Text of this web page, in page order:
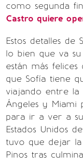
como segunda
Castro quiere
Estos detalles de
lo bien que va
están más
que Sofía tiene
viajando entre la
Ángeles y Miami
para ir a ver a
Estados Unidos
tuvo que dejar la
Pinos tras